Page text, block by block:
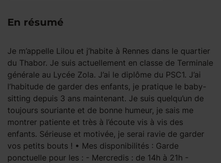
En résumé
Je m’appelle Lilou et j’habite à Rennes dans le quartier
du Thabor. Je suis actuellement en classe de Terminale
générale au Lycée Zola. J’ai le diplôme du PSC1. J’ai
l’habitude de garder des enfants, je pratique le baby-
sitting depuis 3 ans maintenant. Je suis quelqu’un de
toujours souriante et de bonne humeur, je sais me
montrer patiente et très à l’écoute vis à vis des
enfants. Sérieuse et motivée, je serai ravie de garder
vos petits bouts ! • Mes disponibilités : Garde
ponctuelle pour les : - Mercredis : de 14h à 21h -